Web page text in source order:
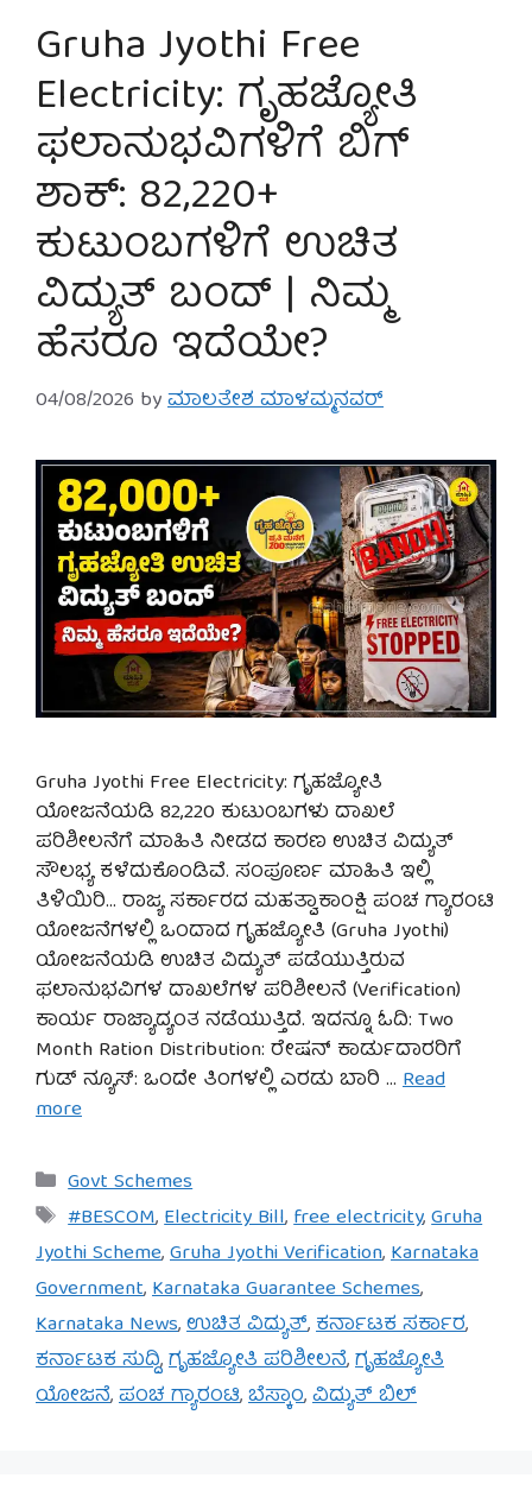
Gruha Jyothi Free
Electricity: ಗೃಹಜ್ಯೋತಿ
ಫಲಾನುಭವಿಗಳಿಗೆ ಬಿಗ್
ಶಾಕ್: 82,220+
ಕುಟುಂಬಗಳಿಗೆ ಉಚಿತ
ವಿದ್ಯುತ್ ಬಂದ್ | ನಿಮ್ಮ
ಹೆಸರೂ ಇದೆಯೇ?
04/08/2026 byಮಾಲತೇಶ ಮಾಳಮ್ಮನವರ್
Gruha Jyothi Free Electricity: ಗೃಹಜ್ಯೋತಿ
ಯೋಜನೆಯಡಿ 82,220 ಕುಟುಂಬಗಳು ದಾಖಲೆ
ಪರಿಶೀಲನೆಗೆ ಮಾಹಿತಿ ನೀಡದ ಕಾರಣ ಉಚಿತ ವಿದ್ಯುತ್
ಸೌಲಭ್ಯ ಕಳೆದುಕೊಂಡಿವೆ. ಸಂಪೂರ್ಣ ಮಾಹಿತಿ ಇಲ್ಲಿ
ತಿಳಿಯಿರಿ… ರಾಜ್ಯ ಸರ್ಕಾರದ ಮಹತ್ವಾಕಾಂಕ್ಷಿ ಪಂಚ ಗ್ಯಾರಂಟಿ
ಯೋಜನೆಗಳಲ್ಲಿ ಒಂದಾದ ಗೃಹಜ್ಯೋತಿ (Gruha Jyothi)
ಯೋಜನೆಯಡಿ ಉಚಿತ ವಿದ್ಯುತ್ ಪಡೆಯುತ್ತಿರುವ
ಫಲಾನುಭವಿಗಳ ದಾಖಲೆಗಳ ಪರಿಶೀಲನೆ (Verification)
ಕಾರ್ಯ ರಾಜ್ಯಾದ್ಯಂತ ನಡೆಯುತ್ತಿದೆ. ಇದನ್ನೂ ಓದಿ: Two
Month Ration Distribution: ರೇಷನ್ ಕಾರ್ಡುದಾರರಿಗೆ
ಗುಡ್ ನ್ಯೂಸ್: ಒಂದೇ ತಿಂಗಳಲ್ಲಿ ಎರಡು ಬಾರಿ … Read
more
Categories
Govt Schemes
Tags
#BESCOM,Electricity Bill,free electricity,Gruha
Jyothi Scheme,Gruha Jyothi Verification,Karnataka
Government,Karnataka Guarantee Schemes,
Karnataka News,ಉಚಿತ ವಿದ್ಯುತ್,ಕರ್ನಾಟಕ ಸರ್ಕಾರ,
ಕರ್ನಾಟಕ ಸುದ್ದಿ,ಗೃಹಜ್ಯೋತಿ ಪರಿಶೀಲನೆ,ಗೃಹಜ್ಯೋತಿ
ಯೋಜನೆ,ಪಂಚ ಗ್ಯಾರಂಟಿ,ಬೆಸ್ಕಾಂ,ವಿದ್ಯುತ್ ಬಿಲ್